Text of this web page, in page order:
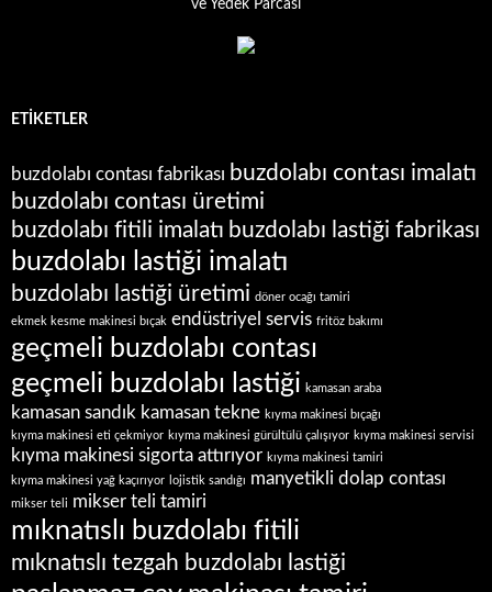
ETIKETLER
buzdolabı contası fabrikası buzdolabı contası imalatı
buzdolabı contası üretimi
buzdolabı fitili imalatı buzdolabı lastiği fabrikası
buzdolabı lastiği imalatı
buzdolabı lastiği üretimi döner ocağı tamiri
ekmek kesme makinesi bıçak endüstriyel servis fritöz bakımı
geçmeli buzdolabı contası
geçmeli buzdolabı lastiği kamasan araba
kamasan sandık kamasan tekne kıyma makinesi bıçağı
kıyma makinesi eti çekmiyor kıyma makinesi gürültülü çalışıyor kıyma makinesi servisi
kıyma makinesi sigorta attırıyor kıyma makinesi tamiri
kıyma makinesi yağ kaçırıyor
lojistik sandığı manyetikli dolap contası
mikser teli mikser teli tamiri
mıknatıslı buzdolabı fitili
mıknatıslı tezgah buzdolabı lastiği